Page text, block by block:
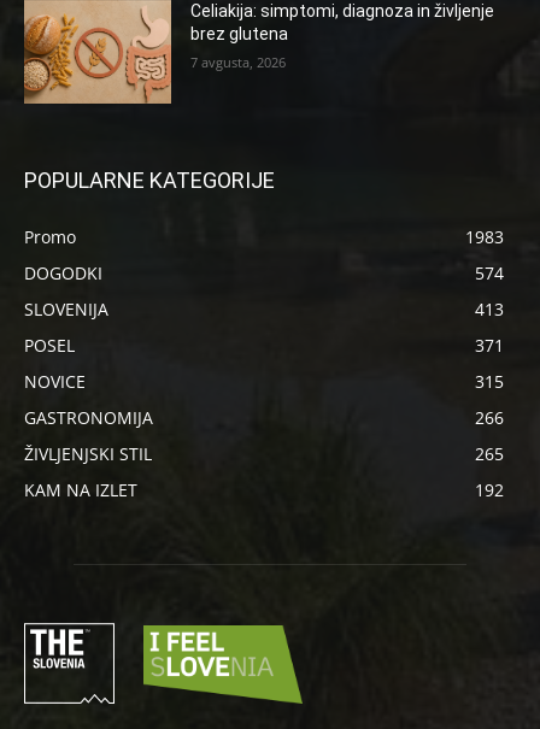
Celiakija: simptomi, diagnoza in življenje
brez glutena
7 avgusta, 2026
POPULARNE KATEGORIJE
Promo
1983
DOGODKI
574
SLOVENIJA
413
POSEL
371
NOVICE
315
GASTRONOMIJA
266
ŽIVLJENJSKI STIL
265
KAM NA IZLET
192